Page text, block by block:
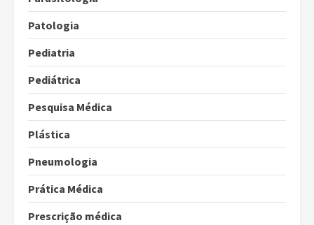
Patologia
Pediatria
Pediátrica
Pesquisa Médica
Plástica
Pneumologia
Prática Médica
Prescrição médica